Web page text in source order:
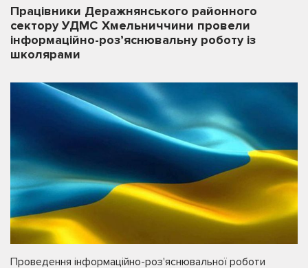
Працівники Деражнянського районного
сектору УДМС Хмельниччини провели
інформаційно-роз’яснювальну роботу із
школярами
Проведення інформаційно-роз'яснювальної роботи